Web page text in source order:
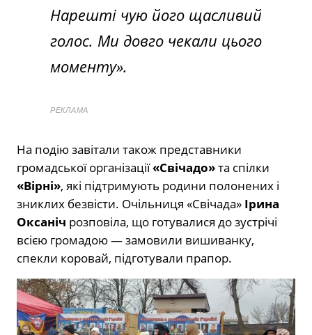
Нарешті чую його щасливий
голос. Ми довго чекали цього
моменту».
РЕКЛАМА
На подію завітали також представники
громадської організації«Свічадо»та спілки
«Вірні», які підтримують родини полонених і
зниклих безвісти. Очільниця «Свічада» Ірина
Оксаніч розповіла, що готувалися до зустрічі
всією громадою — замовили вишиванку,
спекли коровай, підготували прапор.